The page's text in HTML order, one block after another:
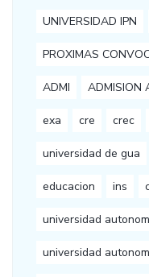
UNIVERSIDAD IPN
PROXIMAS
ADMI ADMISION
exa cre crec
universidad de gua
educacion ins
universidad
universidad